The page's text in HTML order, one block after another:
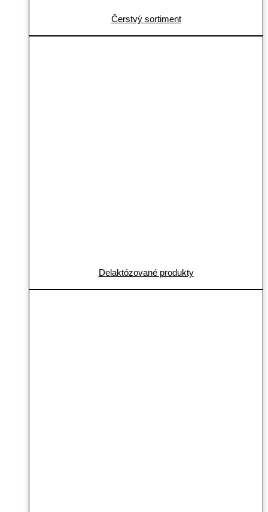
Čerstvý sortiment
Delaktózované produkty